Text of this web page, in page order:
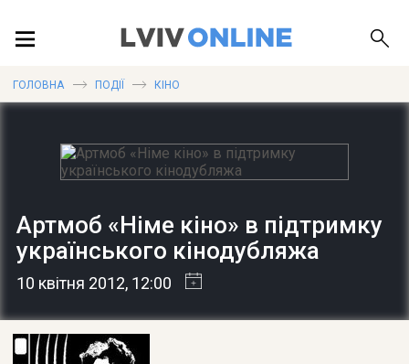
ПУБЛІКАЦІЇ
ДОВІДКА
ГОЛОВНА ПОДІЇ КІНО
Артмоб «Німе кіно» в підтримку
українського кінодубляжа
10 квітня 2012, 12:00